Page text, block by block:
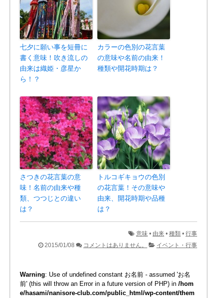
七夕に願い事を短冊に
書く意味！吹き流しの
由来は織姫・彦星か
ら！？
カラーの色別の花言葉
の意味や名前の由来！
種類や開花時期は？
さつきの花言葉の意
味！名前の由来や種
類、つつじとの違い
は？
トルコギキョウの色別
の花言葉！その意味や
由来、開花時期や品種
は？
意味 • 由来 • 種類 • 行事
2015/01/08
コメントはありません。 イベント・行事
Warning: Use of undefined constant お名前 - assumed 'お名
前' (this will throw an Error in a future version of PHP) in /hom
e/hasami/nanisore-club.com/public_html/wp-content/them